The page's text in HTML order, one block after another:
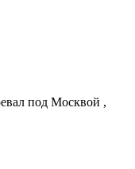
под Москвой ,